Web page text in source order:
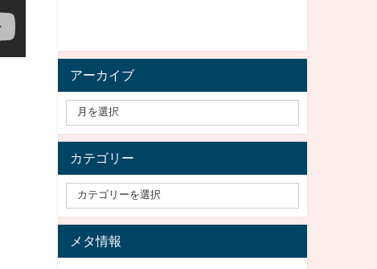
アーカイブ
カテゴリー
メタ情報